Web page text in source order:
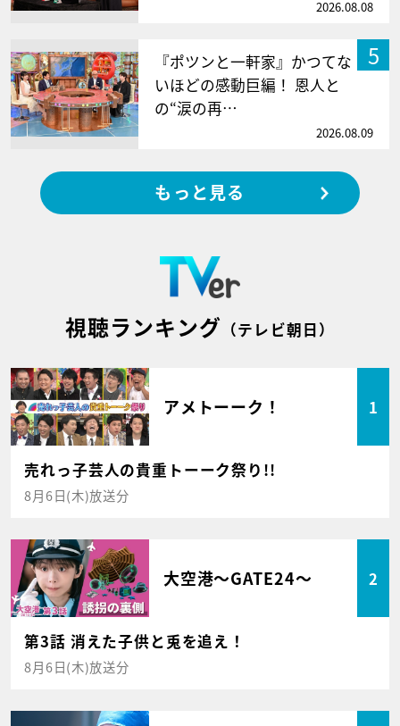
2026.08.08
5
『ポツンと一軒家』かつてな
いほどの感動巨編！ 恩人と
の“涙の再…
2026.08.09
もっと見る
視聴ランキング （テレビ朝日）
アメトーーク！ 1
売れっ子芸人の貴重トーーク祭り!!
8月6日(木)放送分
大空港～GATE24～ 2
第3話 消えた子供と兎を追え！
8月6日(木)放送分